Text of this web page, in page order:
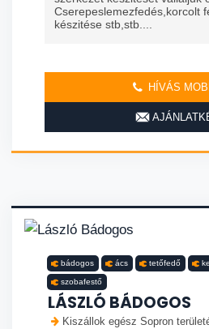
Cserepeslemezfedés,korcolt
készitése stb,stb....
HÍVÁS
bádogos ács tetőfedő
szobafestő
LÁSZLÓ BÁDOGOS
Kiszállok egész Sopron